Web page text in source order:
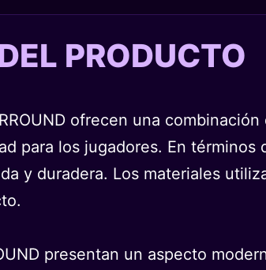
PRODUCTO
ofrecen una
para los jugadores. En
y duradera. Los materiales
presentan un aspecto